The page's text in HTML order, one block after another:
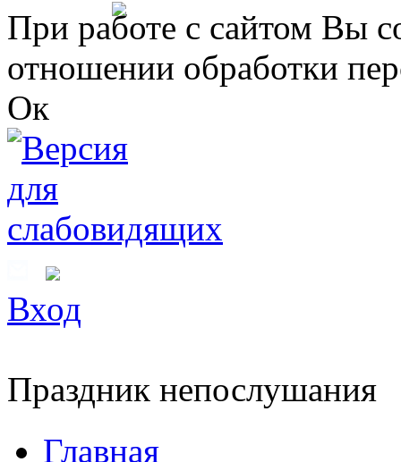
Перейти к основному содержанию
При работе с сайтом Вы
отношении обработки
Ок
Вход
Вы здесь
Праздник непослушания
Главная